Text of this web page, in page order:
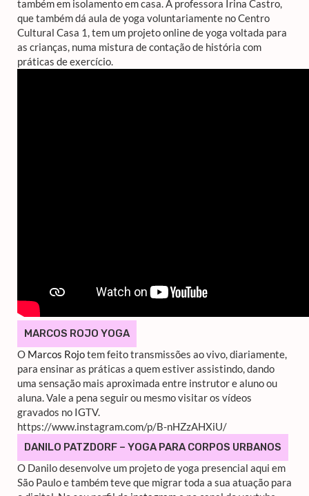
também em isolamento em casa. A professora Irina Castro,
que também dá aula de yoga voluntariamente no Centro
Cultural Casa 1, tem um projeto online de yoga voltada para
as crianças, numa mistura de contação de história com
práticas de exercício.
MARCOS ROJO YOGA
O Marcos Rojotem feito transmissões ao vivo, diariamente,
para ensinar as práticas a quem estiver assistindo, dando
uma sensação mais aproximada entre instrutor e aluno ou
aluna. Vale a pena seguir ou mesmo visitar os vídeos
gravados no IGTV.
https://www.instagram.com/p/B-nHZzAHXiU/
DANILO PATZDORF – YOGA PARA CORPOS URBANOS
O Danilo desenvolve um projeto de yoga presencial aqui em
São Paulo e também teve que migrar toda a sua atuação para